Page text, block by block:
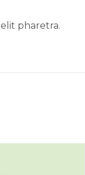
pharetra.